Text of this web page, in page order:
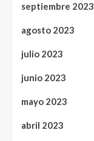
septiembre 2023
agosto 2023
julio 2023
junio 2023
mayo 2023
abril 2023